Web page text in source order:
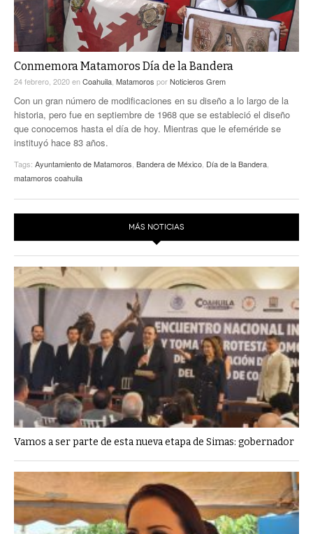
TRAYECTO LAGUNA
A MEDIA MAÑANA
A TODA LEY
TWEETS AND BEATS
LA MEJOR 97.1 ESTÉREO GALLITO
ACTUALIDADES GREM
LA MEJOR INFORMACIÓN
Conmemora Matamoros Día de la Bandera
24 febrero, 2020enCoahuila Matamoros porNoticieros Grem
Con un gran número de modificaciones en su diseño a lo largo de la
historia, pero fue en septiembre de 1968 que se estableció el diseño
que conocemos hasta el día de hoy. Mientras que le efeméride se
instituyó hace 83 años.
Tags: Ayuntamiento de Matamoros Bandera de México Día de la Bandera
matamoros coahuila
MÁS NOTICIAS
Vamos a ser parte de esta nueva etapa de Simas: gobernador